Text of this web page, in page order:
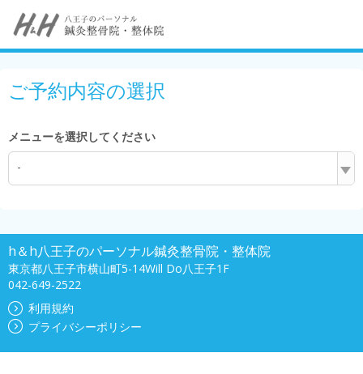
ご予約内容の選択
メニューを選択してください
-
h＆h八王子のパーソナル鍼灸整骨院・整体院
東京都八王子市横山町5-14Will Do八王子1F
042-649-2522
利用規約
プライバシーポリシー